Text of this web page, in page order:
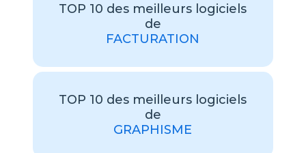
TOP 10 des meilleurs logiciels
de
FACTURATION
TOP 10 des meilleurs logiciels
de
GRAPHISME